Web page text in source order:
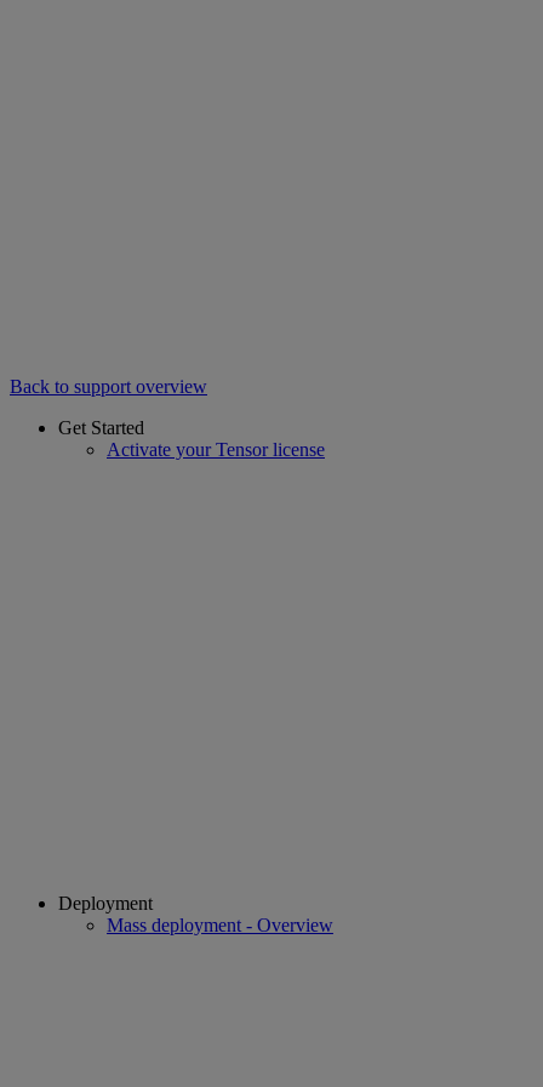
Back to support overview
Get Started
Activate your Tensor license
Deployment
Mass deployment - Overview